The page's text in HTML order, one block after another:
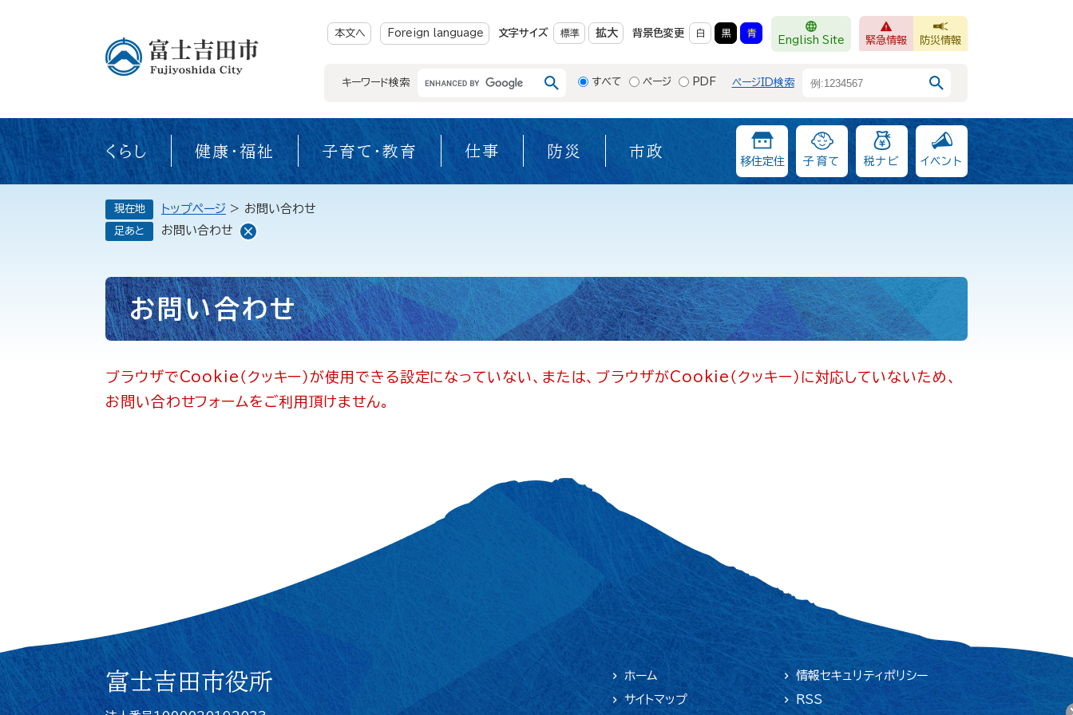
本文へ Foreign language 文字サイズ 標準 拡大 背景色変更 白 黒 青
English Site 緊急情報 防災情報
キーワード検索 すべて ページ PDF ページID検索
くらし 健康・福祉 子育て・教育 仕事 防災 市政
移住定住 子育て 税ナビ イベント
現在地 トップページ > お問い合わせ
足あと お問い合わせ
本
文
お問い合わせ
ブラウザでCookie（クッキー）が使用できる設定になっていない、または、ブラウザがCookie（クッキー）に対応していないため、
お問い合わせフォームをご利用頂けません。
富士吉田市役所 ホーム
情報セキュリティポリシー
サイトマップ
RSS